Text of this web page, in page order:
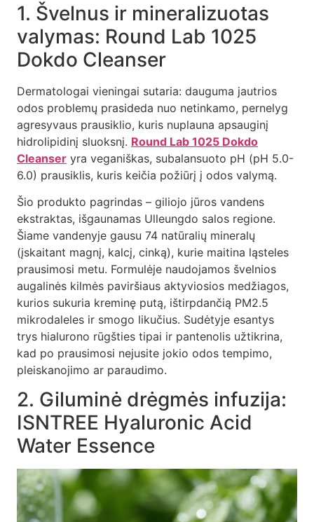
1. Švelnus ir mineralizuotas
valymas: Round Lab 1025
Dokdo Cleanser
Dermatologai vieningai sutaria: dauguma jautrios
odos problemų prasideda nuo netinkamo, pernelyg
agresyvaus prausiklio, kuris nuplauna apsauginį
hidrolipidinį sluoksnį. Round Lab 1025 Dokdo
Cleanser yra veganiškas, subalansuoto pH (pH 5.0-
6.0) prausiklis, kuris keičia požiūrį į odos valymą.
Šio produkto pagrindas – giliojo jūros vandens
ekstraktas, išgaunamas Ulleungdo salos regione.
Šiame vandenyje gausu 74 natūralių mineralų
(įskaitant magnį, kalcį, cinką), kurie maitina ląsteles
prausimosi metu. Formulėje naudojamos švelnios
augalinės kilmės paviršiaus aktyviosios medžiagos,
kurios sukuria kreminę putą, ištirpdančią PM2.5
mikrodaleles ir smogo likučius. Sudėtyje esantys
trys hialurono rūgšties tipai ir pantenolis užtikrina,
kad po prausimosi nejusite jokio odos tempimo,
pleiskanojimo ar paraudimo.
2. Giluminė drėgmės infuzija:
ISNTREE Hyaluronic Acid
Water Essence